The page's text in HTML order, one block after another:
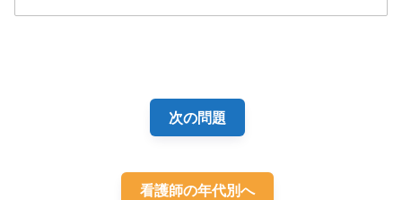
次の問題
看護師の年代別へ